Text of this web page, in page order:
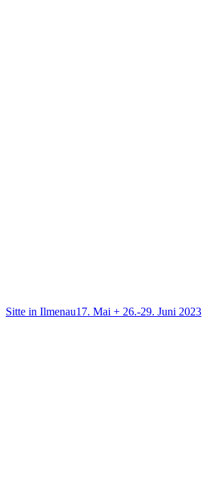
Sitte in Ilmenau17. Mai + 26.-29. Juni 2023